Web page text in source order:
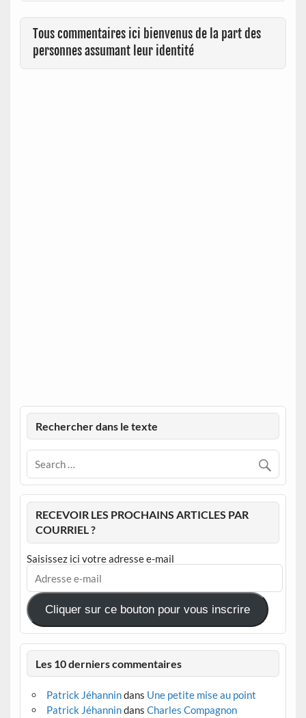
Tous commentaires ici bienvenus de la part des
personnes assumant leur identité
Rechercher dans le texte
RECEVOIR LES PROCHAINS ARTICLES PAR
COURRIEL ?
Saisissez ici votre adresse e-mail
Adresse
mail
Cliquer sur ce bouton pour vous inscrire
Les 10 derniers commentaires
Patrick Jéhannindans Une petite mise au point
Patrick Jéhannindans Charles Compagnon